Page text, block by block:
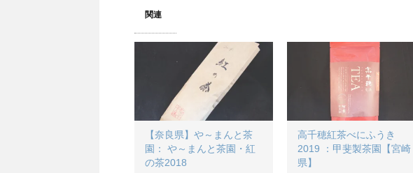
関連
【奈良県】や～まんと茶
園： や～まんと茶園・紅
の茶2018
高千穂紅茶べにふうき
2019 ：甲斐製茶園【宮崎
県】